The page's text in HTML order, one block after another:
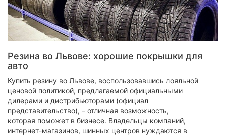
Резина во Львове: хорошие покрышки для
авто
Купить резину во Львове, воспользовавшись лояльной
ценовой политикой, предлагаемой официальными
дилерами и дистрибьюторами (официал
представительство), – отличная возможность,
которая поможет в бизнесе. Владельцы компаний,
интернет-магазинов, шинных центров нуждаются в